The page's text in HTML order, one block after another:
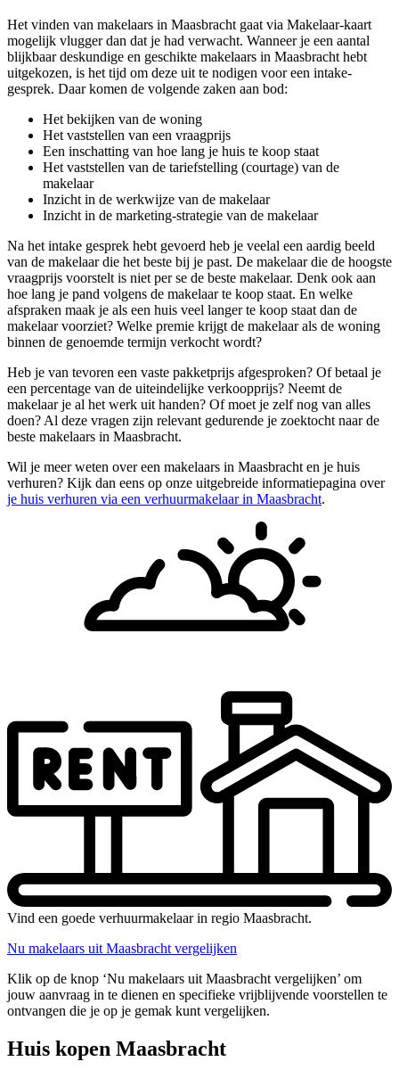
Het vinden van makelaars in Maasbracht gaat via Makelaar-kaart
mogelijk vlugger dan dat je had verwacht. Wanneer je een aantal
blijkbaar deskundige en geschikte makelaars in Maasbracht hebt
uitgekozen, is het tijd om deze uit te nodigen voor een intake-
gesprek. Daar komen de volgende zaken aan bod:
Het bekijken van de woning
Het vaststellen van een vraagprijs
Een inschatting van hoe lang je huis te koop staat
Het vaststellen van de tariefstelling (courtage) van de
makelaar
Inzicht in de werkwijze van de makelaar
Inzicht in de marketing-strategie van de makelaar
Na het intake gesprek hebt gevoerd heb je veelal een aardig beeld
van de makelaar die het beste bij je past. De makelaar die de hoogste
vraagprijs voorstelt is niet per se de beste makelaar. Denk ook aan
hoe lang je pand volgens de makelaar te koop staat. En welke
afspraken maak je als een huis veel langer te koop staat dan de
makelaar voorziet? Welke premie krijgt de makelaar als de woning
binnen de genoemde termijn verkocht wordt?
Heb je van tevoren een vaste pakketprijs afgesproken? Of betaal je
een percentage van de uiteindelijke verkoopprijs? Neemt de
makelaar je al het werk uit handen? Of moet je zelf nog van alles
doen? Al deze vragen zijn relevant gedurende je zoektocht naar de
beste makelaars in Maasbracht.
Wil je meer weten over een makelaars in Maasbracht en je huis
verhuren? Kijk dan eens op onze uitgebreide informatiepagina over
je huis verhuren via een verhuurmakelaar in Maasbracht.
Vind een goede verhuurmakelaar in regio Maasbracht.
Nu makelaars uit Maasbracht vergelijken
Klik op de knop ‘Nu makelaars uit Maasbracht vergelijken’ om
jouw aanvraag in te dienen en specifieke vrijblijvende voorstellen te
ontvangen die je op je gemak kunt vergelijken.
Huis kopen Maasbracht